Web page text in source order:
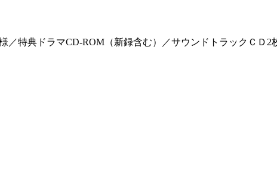
特典ドラマCD-ROM（新録含む）／サウンドトラックＣＤ2